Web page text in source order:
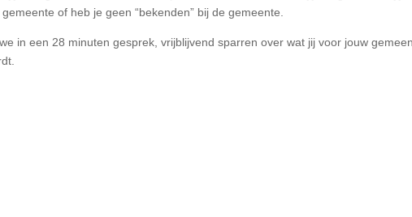
of heb je geen “bekenden” bij de gemeente.
in een 28 minuten gesprek, vrijblijvend sparren over wat jij voor jouw